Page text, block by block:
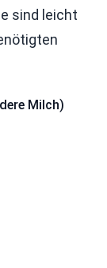
sind leicht
Milch)